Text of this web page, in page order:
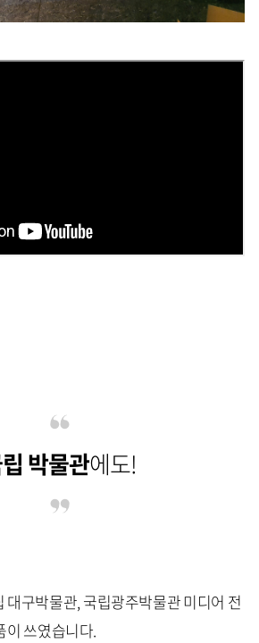
박물관에도!
대구박물관, 국립광주박물관 미디어 전
이 쓰였습니다.